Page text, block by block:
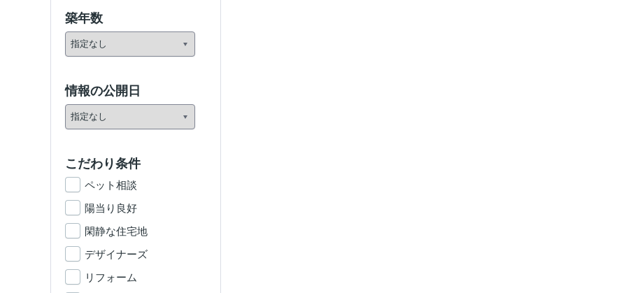
築年数
情報の公開日
こだわり条件
ペット相談
陽当り良好
閑静な住宅地
デザイナーズ
リフォーム